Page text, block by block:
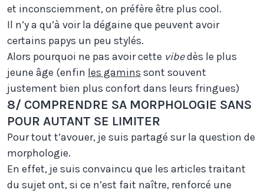
et inconsciemment, on préfère être plus cool.
Il n’y a qu’à voir la dégaine que peuvent avoir
certains papys un peu stylés.
Alors pourquoi ne pas avoir cette vibedès le plus
jeune âge (enfin les gamins sont souvent
justement bien plus confort dans leurs fringues)
8/ COMPRENDRE SA MORPHOLOGIE SANS
POUR AUTANT SE LIMITER
Pour tout t’avouer, je suis partagé sur la question de
morphologie.
En effet, je suis convaincu que les articles traitant
du sujet ont, si ce n’est fait naître, renforcé une